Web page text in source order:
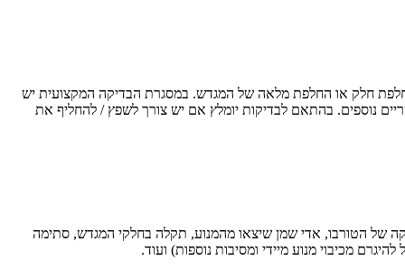
חלק או החלפת מלאה של המגדש. במסגרת הבדיקה המקצועית יש
נוספים. בהתאם לבדיקות יומלץ אם יש צורך לשפץ / להחליף את
של הטורבו, אדי שמן שיצאו מהמנוע, תקלה בחלקי המגדש, סתימה
מכיבוי מנוע מיידי ומסיבות נוספות) ועוד.